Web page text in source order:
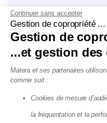
Continuer sans accepter
Gestion de copropriété ...
Gestion de
...et gestion des
Matera et ses partenaires
comme suit :
Cookies de mesure
la fréquentation et la